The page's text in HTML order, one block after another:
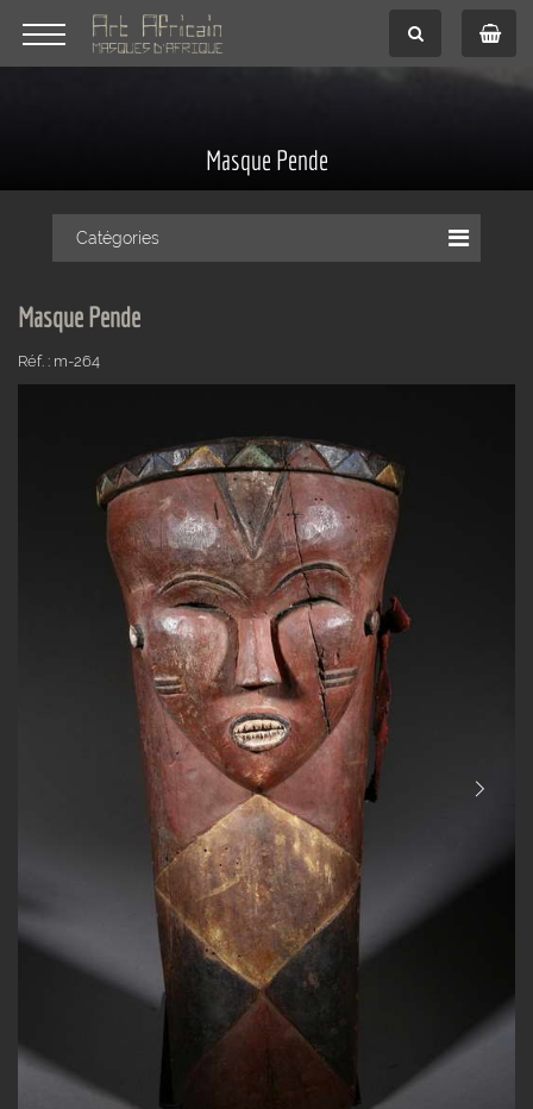
Masque Pende
Catégories
Masque Pende
Réf. : m-264